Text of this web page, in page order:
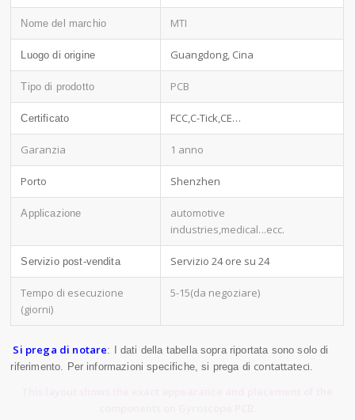
Nome del marchio MTI
Luogo di origine Guangdong, Cina
Tipo di prodotto PCB
Certificato FCC,C-Tick,CE…
Garanzia 1 anno
Porto Shenzhen
Applicazione
automotive
industries,medical...ecc.
Servizio post-vendita Servizio 24 ore su 24
Tempo di esecuzione
(giorni)
5-15(da negoziare)
Si prega di notare: I dati della tabella sopra riportata sono solo di
riferimento. Per informazioni specifiche, si prega di contattateci.